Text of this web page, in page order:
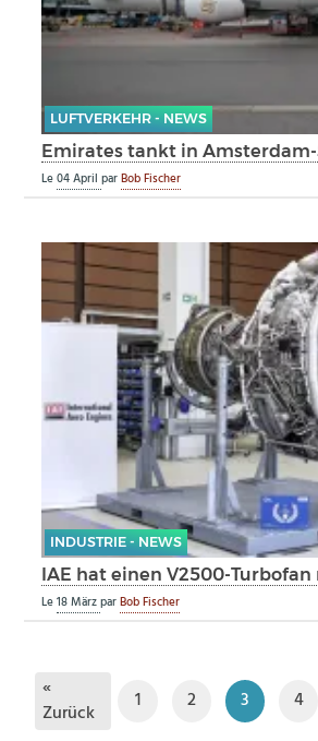
LUFTVERKEHR - NEWS
Emirates tankt in Amsterdam-
Le04 AprilparBob Fischer
INDUSTRIE - NEWS
IAE hat einen V2500-
Le18 MärzparBob Fischer
«
Zurück
1 2 3 4